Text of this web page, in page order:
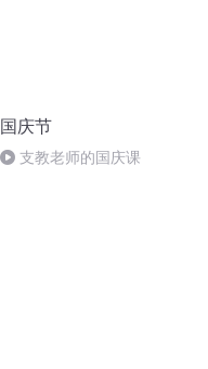
国庆节
支教老师的国庆课